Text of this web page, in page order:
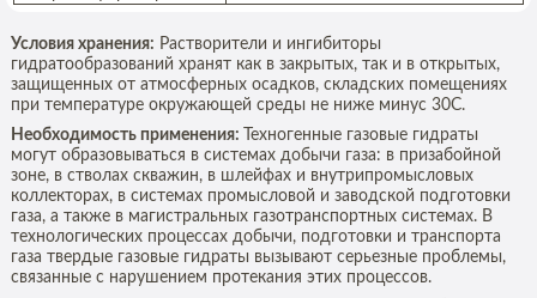
Условия хранения: Растворители и ингибиторы
гидратообразований хранят как в закрытых, так и в открытых,
защищенных от атмосферных осадков, складских помещениях
при температуре окружающей среды не ниже минус 30С.
Необходимость применения:
Техногенные газовые гидраты
могут образовываться в системах добычи газа: в призабойной
зоне, в стволах скважин, в шлейфах и внутрипромысловых
коллекторах, в системах промысловой и заводской подготовки
газа, а также в магистральных газотранспортных системах. В
технологических процессах добычи, подготовки и транспорта
газа твердые газовые гидраты вызывают серьезные проблемы,
связанные с нарушением протекания этих процессов.